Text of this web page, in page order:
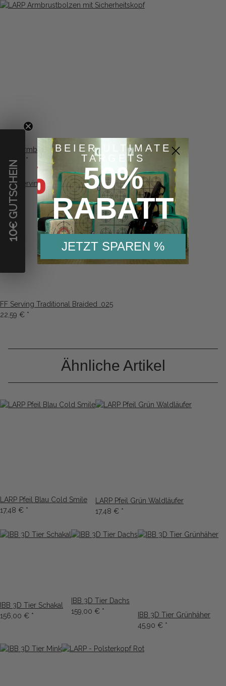
LARP Armbrustbolzen mit Sicherheitskopf
14,16 € *
FF Serving Traditional Braided .025
22,59 € *
Ähnliche Artikel
LARP Pfeil Blau Cold Smile
17,48 € *
LARP Pfeil Grün Waldläufer
17,48 € *
IBB 3D Tier Schakal
156,00 € *
IBB 3D Tier Dachs
159,00 € *
IBB 3D Tier Grünhäher
45,90 € *
10
€ GUTSCHEIN
BEIER ULTIMATE
TARGETS
50%
RABATT
JETZT SPAREN %